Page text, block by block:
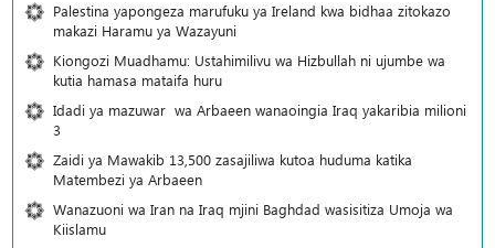
Palestina yapongeza marufuku ya Ireland kwa bidhaa zitokazo
makazi Haramu ya Wazayuni
Kiongozi Muadhamu: Ustahimilivu wa Hizbullah ni ujumbe wa
kutia hamasa mataifa huru
Idadi ya mazuwar wa Arbaeen wanaoingia Iraq yakaribia milioni
3
Zaidi ya Mawakib 13,500 zasajiliwa kutoa huduma katika
Matembezi ya Arbaeen
Wanazuoni wa Iran na Iraq mjini Baghdad wasisitiza Umoja wa
Kiislamu